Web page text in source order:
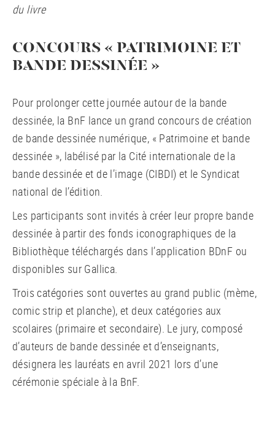
du livre
CONCOURS « PATRIMOINE ET
BANDE DESSINÉE »
Pour prolonger cette journée autour de la bande
dessinée, la BnF lance un grand concours de création
de bande dessinée numérique, « Patrimoine et bande
dessinée », labélisé par la Cité internationale de la
bande dessinée et de l’image (CIBDI) et le Syndicat
national de l’édition.
Les participants sont invités à créer leur propre bande
dessinée à partir des fonds iconographiques de la
Bibliothèque téléchargés dans l’application BDnF ou
disponibles sur Gallica.
Trois catégories sont ouvertes au grand public (mème,
comic strip et planche), et deux catégories aux
scolaires (primaire et secondaire). Le jury, composé
d’auteurs de bande dessinée et d’enseignants,
désignera les lauréats en avril 2021 lors d’une
cérémonie spéciale à la BnF.